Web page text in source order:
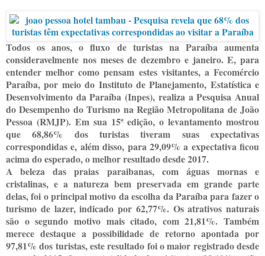
Todos os anos, o fluxo de turistas na Paraíba aumenta
consideravelmente nos meses de dezembro e janeiro. E, para
entender melhor como pensam estes visitantes, a Fecomércio
Paraíba, por meio do Instituto de Planejamento, Estatística e
Desenvolvimento da Paraíba (Inpes), realiza a Pesquisa Anual
do Desempenho do Turismo na Região Metropolitana de João
Pessoa (RMJP). Em sua 15ª edição, o levantamento mostrou
que 68,86% dos turistas tiveram suas expectativas
correspondidas e, além disso, para 29,09% a expectativa ficou
acima do esperado, o melhor resultado desde 2017.
A beleza das praias paraibanas, com águas mornas e
cristalinas, e a natureza bem preservada em grande parte
delas, foi o principal motivo da escolha da Paraíba para fazer o
turismo de lazer, indicado por 62,77%. Os atrativos naturais
são o segundo motivo mais citado, com 21,81%. Também
merece destaque a possibilidade de retorno apontada por
97,81% dos turistas, este resultado foi o maior registrado desde